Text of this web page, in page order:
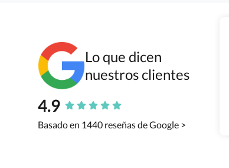
Lo que dicen
nuestros clientes
4.9
Basado en 1440 reseñas de Google >